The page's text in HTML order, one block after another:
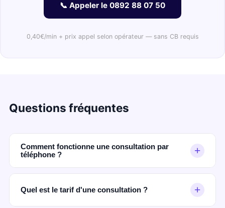
📞 Appeler le 0892 88 07 50
0,40€/min + prix appel selon opérateur — sans CB requis
Questions fréquentes
Comment fonctionne une consultation par
téléphone ?
+
Appelez le 0892 88 07 50. Un médium certifié
répond en moins de 2 minutes. Vous exposez votre
Quel est le tarif d'une consultation ? +